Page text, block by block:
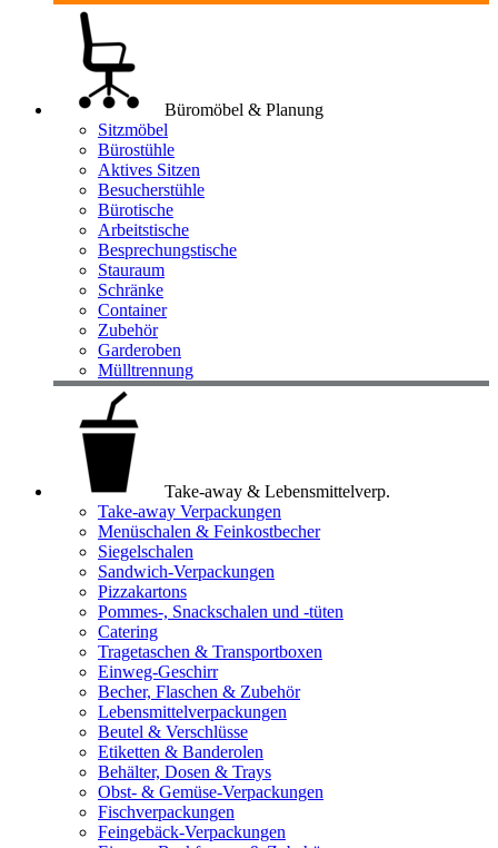
Büromöbel & Planung
Sitzmöbel
Bürostühle
Aktives Sitzen
Besucherstühle
Bürotische
Arbeitstische
Besprechungstische
Stauraum
Schränke
Container
Zubehör
Garderoben
Mülltrennung
Take-away & Lebensmittelverp.
Take-away Verpackungen
Menüschalen & Feinkostbecher
Siegelschalen
Sandwich-Verpackungen
Pizzakartons
Pommes-, Snackschalen und -tüten
Catering
Tragetaschen & Transportboxen
Einweg-Geschirr
Becher, Flaschen & Zubehör
Lebensmittelverpackungen
Beutel & Verschlüsse
Etiketten & Banderolen
Behälter, Dosen & Trays
Obst- & Gemüse-Verpackungen
Fischverpackungen
Feingebäck-Verpackungen